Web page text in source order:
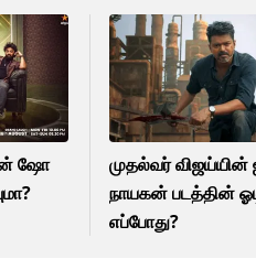
ஷோ
முதல்வர்
நாயகன் படத்தின்
எப்போது?